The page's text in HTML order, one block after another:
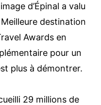
d’Épinal a valu
destination
Awards en
pour un
plus à démontrer.
29 millions de